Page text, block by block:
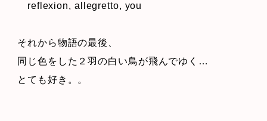
reflexion, allegretto, you
それから物語の最後、
同じ色をした２羽の白い鳥が飛んでゆく…
とても好き。。